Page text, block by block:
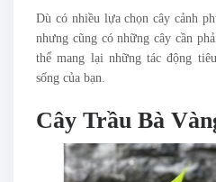
Dù có nhiều lựa chọn cây cảnh
nhưng cũng có những cây cần
thể mang lại những tác động
sống của bạn.
Cây Trầu Bà